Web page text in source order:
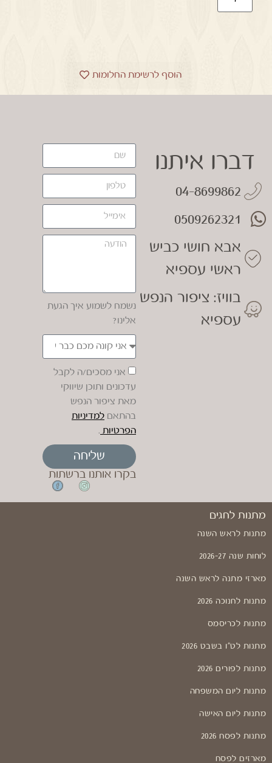
הוסף לרשימת החלומות
דברו איתנו
04-8699862
0509262321
אבא חושי כביש
ראשי עספיא
בוויז: ציפור הנפש
עספיא
נשמח לשמוע איך הגעת
אלינו?
אני מסכים/ה לקבל
עדכונים ותוכן שיווקי
מאת ציפור הנפש
בהתאם למדיניות
הפרטיות .
שליחה
בקרו אותנו ברשתות
מתנות לחגים
מתנות לראש השנה
לוחות שנה 2026-27
מארזי מתנה לראש השנה
מתנות לחנוכה 2026
מתנות לכריסמס
מתנות לט"ו בשבט 2026
מתנות לפורים 2026
מתנות ליום המשפחה
מתנות ליום האישה
מתנות לפסח 2026
מארזים לפסח